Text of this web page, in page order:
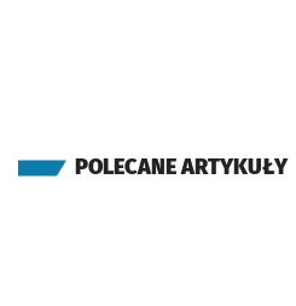
POLECANE ARTYKUŁY